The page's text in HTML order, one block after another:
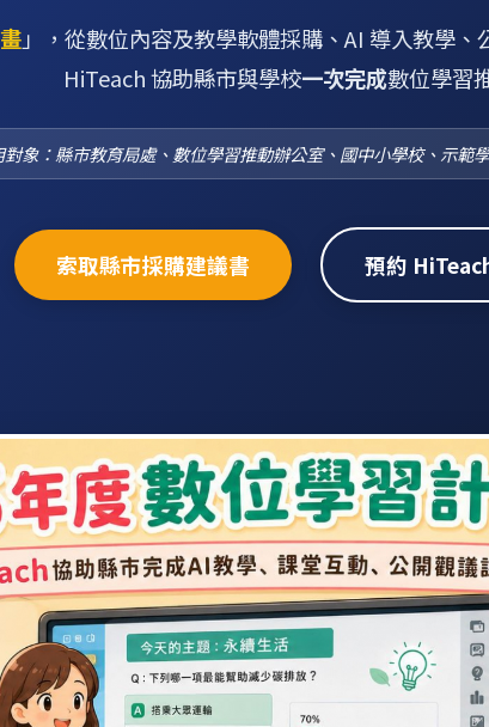
」，從數位內容及教學軟體採購、AI 導入教學、
HiTeach 協助縣市與學校一次完成數位學習
對象：縣市教育局處、數位學習推動辦公室、國中小學校、示範
索取縣市採購建議書 預約